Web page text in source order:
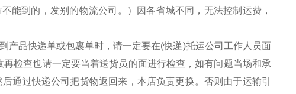
能到的，发别的物流公司。）因各省城不同，无法控制运费，
产品快递单或包裹单时，请一定要在(快递)托运公司工作人员面
检查也请一定要当着送货员的面进行检查，如有问题当场和承
通过快递公司把货物返回来，本店负责更换。否则由于运输引